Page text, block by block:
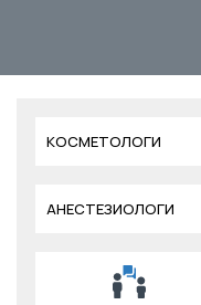
КОСМЕТОЛОГИ
АНЕСТЕЗИОЛОГИ